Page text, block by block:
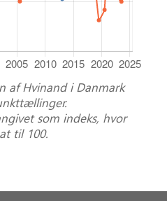
af Hvinand i Danmark
som indeks, hvor
til 100.